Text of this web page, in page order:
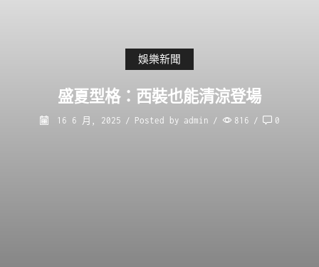
娛樂新聞
盛夏型格：西裝也能清涼登場
16 6 月, 2025 / Posted by admin / 816 / 0